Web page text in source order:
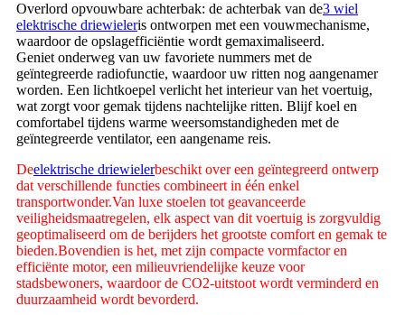
Overlord opvouwbare achterbak: de achterbak van de3 wiel
elektrische driewieleris ontworpen met een vouwmechanisme,
waardoor de opslagefficiëntie wordt gemaximaliseerd.
Geniet onderweg van uw favoriete nummers met de
geïntegreerde radiofunctie, waardoor uw ritten nog aangenamer
worden. Een lichtkoepel verlicht het interieur van het voertuig,
wat zorgt voor gemak tijdens nachtelijke ritten. Blijf koel en
comfortabel tijdens warme weersomstandigheden met de
geïntegreerde ventilator, een aangename reis.
Deelektrische driewielerbeschikt over een geïntegreerd ontwerp
dat verschillende functies combineert in één enkel
transportwonder.Van luxe stoelen tot geavanceerde
veiligheidsmaatregelen, elk aspect van dit voertuig is zorgvuldig
geoptimaliseerd om de berijders het grootste comfort en gemak te
bieden.Bovendien is het, met zijn compacte vormfactor en
efficiënte motor, een milieuvriendelijke keuze voor
stadsbewoners, waardoor de CO2-uitstoot wordt verminderd en
duurzaamheid wordt bevorderd.